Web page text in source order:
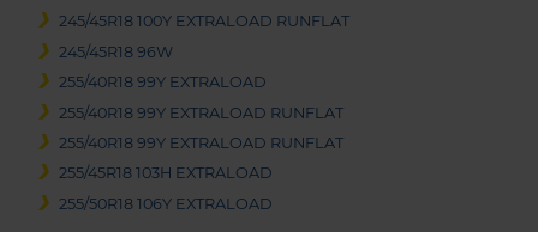
245/45R18 100Y EXTRALOAD RUNFLAT
245/45R18 96W
255/40R18 99Y EXTRALOAD
255/40R18 99Y EXTRALOAD RUNFLAT
255/40R18 99Y EXTRALOAD RUNFLAT
255/45R18 103H EXTRALOAD
255/50R18 106Y EXTRALOAD